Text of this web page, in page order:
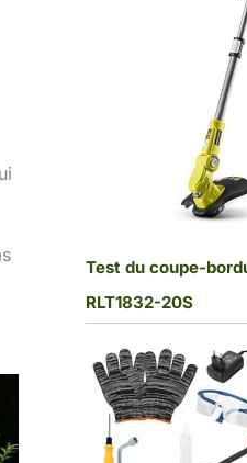
Test du coupe-
RLT1832-20S